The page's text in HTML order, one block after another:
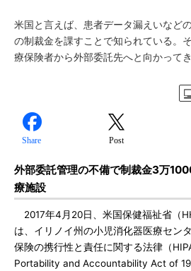
米国と言えば、患者データ漏えいなど
の制裁金を課すことで知られている。
療保険者から外部委託先へと向かってき
Share Post
外部委託管理の不備で制裁金3万
療施設
2017年4月20日、米国保健福祉省（
は、イリノイ州の小児消化器医療セン
保険の携行性と責任に関する法律（
Portability and Accountability Act of